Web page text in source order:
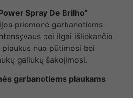
Spray De Brilho“
priemonė garbanotiems
bei ilgai išliekančio
nuo pūtimosi bei
galiukų šakojimosi.
garbanotiems plaukams